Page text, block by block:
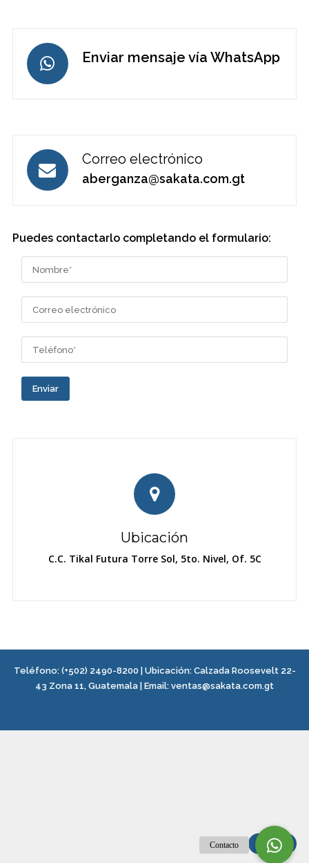
Enviar mensaje vía WhatsApp
Correo electrónico
aberganza@sakata.com.gt
Puedes contactarlo completando el formulario:
Enviar
Ubicación
C.C. Tikal Futura Torre Sol, 5to. Nivel, Of. 5C
Teléfono: (+502) 2490-8200 | Ubicación: Calzada Roosevelt 22-
43 Zona 11, Guatemala Email: ventas@sakata.com.gt